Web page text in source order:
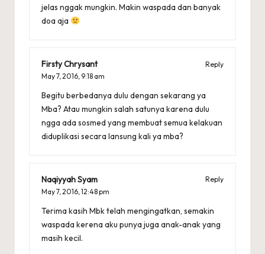
jelas nggak mungkin. Makin waspada dan banyak
doa aja
Firsty Chrysant
Reply
May 7, 2016, 9:18 am
Begitu berbedanya dulu dengan sekarang ya
Mba? Atau mungkin salah satunya karena dulu
ngga ada sosmed yang membuat semua kelakuan
diduplikasi secara lansung kali ya mba?
Naqiyyah Syam
Reply
May 7, 2016, 12:48 pm
Terima kasih Mbk telah mengingatkan, semakin
waspada kerena aku punya juga anak-anak yang
masih kecil.